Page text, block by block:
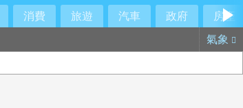
消費 旅遊 汽車 政府
房產
氣象